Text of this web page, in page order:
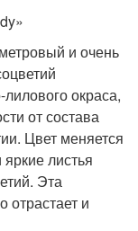
и очень
окраса,
от состава
Цвет меняется
листья
Эта
отрастает и